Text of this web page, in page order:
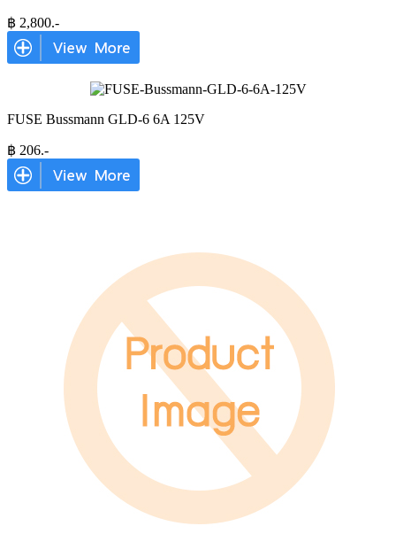
฿ 2,800.-
FUSE Bussmann GLD-6 6A 125V
฿ 206.-